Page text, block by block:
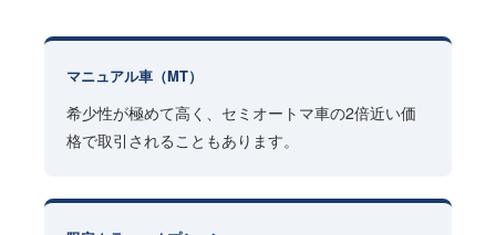
マニュアル車（MT）
希少性が極めて高く、セミオートマ車の2倍近い価
格で取引されることもあります。